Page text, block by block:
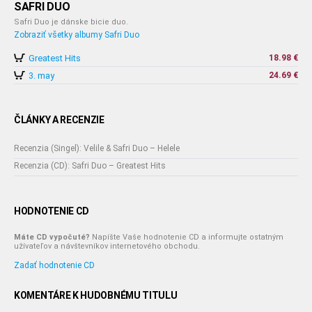
SAFRI DUO
Safri Duo je dánske bicie duo.
Zobraziť všetky albumy Safri Duo
Greatest Hits 18.98 €
3. may 24.69 €
ČLÁNKY A RECENZIE
Recenzia (Singel): Velile & Safri Duo – Helele
Recenzia (CD): Safri Duo – Greatest Hits
HODNOTENIE CD
Máte CD vypočuté? Napíšte Vaše hodnotenie CD a informujte ostatným
užívateľov a návštevníkov internetového obchodu.
Zadať hodnotenie CD
KOMENTÁRE K HUDOBNÉMU TITULU